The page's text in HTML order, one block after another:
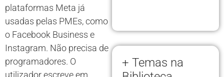
plataformas Meta já
usadas pelas PMEs, como
o Facebook Business e
Instagram. Não precisa de
programadores. O
utilizador escreve em
+ Temas na